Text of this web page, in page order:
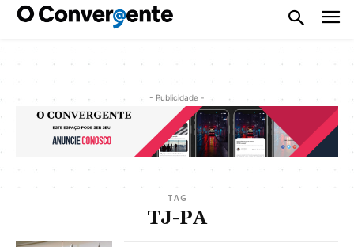
- Publicidade -
TAG
TJ-PA